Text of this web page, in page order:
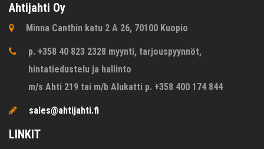
Ahtijahti Oy
Minna Canthin katu 2 A 26, 70100 Kuopio
p. +358 40 823 2328 myynti, tarjouspyynnöt,
hintatiedustelu ja hallinto
m/s Ahti 219 tai m/b Alukatti p. +358 400 174 844
sales@ahtijahti.fi
LINKIT